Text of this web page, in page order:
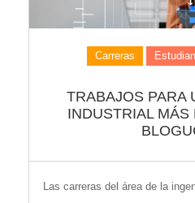
Carreras
TRABAJOS PARA
INDUSTRIAL MÁS
Las carreras del área de la